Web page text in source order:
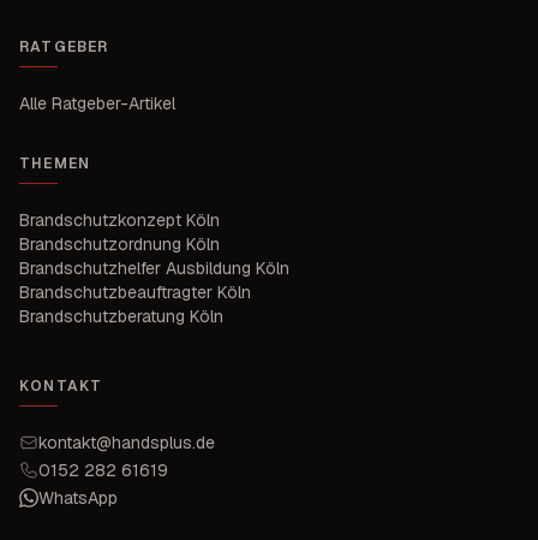
RATGEBER
Alle Ratgeber-Artikel
THEMEN
Brandschutzkonzept Köln
Brandschutzordnung Köln
Brandschutzhelfer Ausbildung Köln
Brandschutzbeauftragter Köln
Brandschutzberatung Köln
KONTAKT
kontakt@handsplus.de
0152 282 61619
WhatsApp